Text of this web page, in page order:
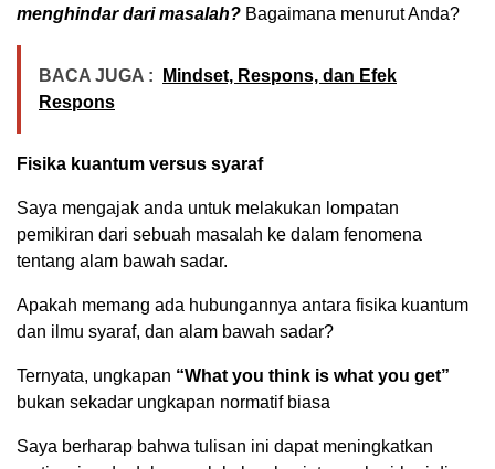
menghindar dari masalah? Bagaimana menurut Anda?
BACA JUGA :
Mindset, Respons, dan Efek
Respons
Fisika kuantum versus syaraf
Saya mengajak anda untuk melakukan lompatan
pemikiran dari sebuah masalah ke dalam fenomena
tentang alam bawah sadar.
Apakah memang ada hubungannya antara fisika kuantum
dan ilmu syaraf, dan alam bawah sadar?
Ternyata, ungkapan “What you think is what you get”
bukan sekadar ungkapan normatif biasa
Saya berharap bahwa tulisan ini dapat meningkatkan